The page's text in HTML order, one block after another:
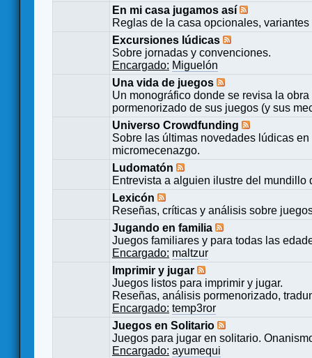
En mi casa jugamos así
Reglas de la casa opcionales,
Excursiones lúdicas
Sobre jornadas y convenciones.
Encargado: Miguelón
Una vida de juegos
Un monográfico donde se revisa la
pormenorizado de sus juegos (y sus
Universo Crowdfunding
Sobre las últimas novedades lúdicas
micromecenazgo.
Ludomatón
Entrevista a alguien ilustre del mundillo
Lexicón
Reseñas, críticas y análisis sobre
Jugando en familia
Juegos familiares y para todas las
Encargado: maltzur
Imprimir y jugar
Juegos listos para imprimir y jugar.
Reseñas, análisis pormenorizado,
Encargado: temp3ror
Juegos en Solitario
Juegos para jugar en solitario.
Encargado: ayumequi